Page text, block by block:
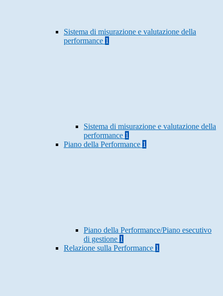
Sistema di misurazione e valutazione della
performance 1
Sistema di misurazione e valutazione della
performance 1
Piano della Performance 1
Piano della Performance/Piano esecutivo
di gestione 1
Relazione sulla Performance 1